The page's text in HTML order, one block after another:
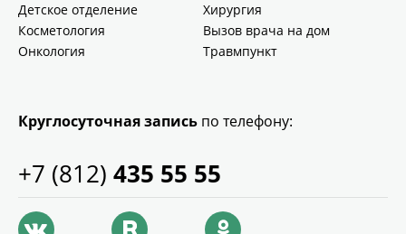
Детское отделение
Хирургия
Косметология
Вызов врача на дом
Онкология
Травмпункт
Круглосуточная запись по телефону:
+7 (812) 435 55 55